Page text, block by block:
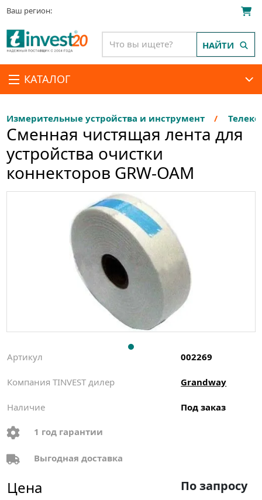
Ваш регион:
КАТАЛОГ
НАЙТИ
Измерительные устройства и инструмент
Cменная чистящая лента для
устройства очистки
коннекторов GRW-OAM
Артикул 002269
Компания TINVEST дилер Grandway
Наличие Под заказ
1 год гарантии
Выгодная доставка
Цена По запросу